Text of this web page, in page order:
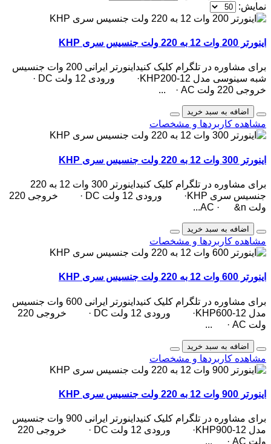
نمایش:
اینورتر 200 وات 12 به 220 ولت جنسیس سری KHP
برای مشاوره در تلگرام کلیک کنیداینورتر ایرانی 200 وات جنسیس
شبه سینوسی مدل KHP200-12· ورودی 12 ولت DC ·
خروجی 220 ولت AC · ...
اضافه به سبد خرید
مشاهده کاربردها و مشخصات
اینورتر 300 وات 12 به 220 ولت جنسیس سری KHP
برای مشاوره در تلگرام کلیک کنیداینورتر 300 وات 12 به 220
جنسیس سری KHP· ورودی 12 ولت DC · خروجی 220
ولت AC · &n...
اضافه به سبد خرید
مشاهده کاربردها و مشخصات
اینورتر 600 وات 12 به 220 ولت جنسیس سری KHP
برای مشاوره در تلگرام کلیک کنیداینورتر ایرانی 600 وات جنسیس
مدل KHP600-12· ورودی 12 ولت DC · خروجی 220
ولت AC · ...
اضافه به سبد خرید
مشاهده کاربردها و مشخصات
اینورتر 900 وات 12 به 220 ولت جنسیس سری KHP
برای مشاوره در تلگرام کلیک کنیداینورتر ایرانی 900 وات جنسیس
مدل KHP900-12· ورودی 12 ولت DC · خروجی 220
ولت AC · ...